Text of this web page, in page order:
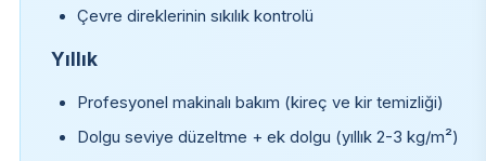
Çevre direklerinin sıkılık kontrolü
Yıllık
Profesyonel makinalı bakım (kireç ve kir temizliği)
Dolgu seviye düzeltme + ek dolgu (yıllık 2-3 kg/m²)